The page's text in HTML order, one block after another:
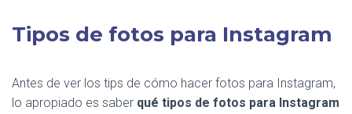
Tipos de fotos para Instagram
Antes de ver los tips de cómo hacer fotos para Instagram,
lo apropiado es saber qué tipos de fotos para Instagram